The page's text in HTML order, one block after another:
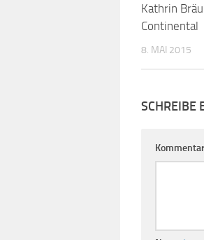
Kathrin
Continental
8. MAI 2015
SCHREIBE
Kommentar